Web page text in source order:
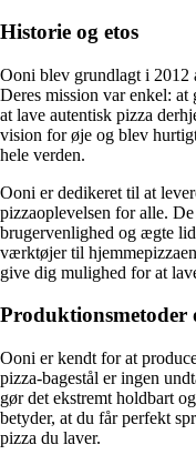
Historie og etos
Ooni blev grundlagt i 2012
Deres mission var enkel: at
at lave autentisk pizza
vision for øje og blev
hele verden.
Ooni er dedikeret til at
pizzaoplevelsen for alle.
brugervenlighed og ægte
værktøjer til
give dig mulighed for at
Produktionsmetoder
Ooni er kendt for at
pizza-bagestål er ingen
gør det ekstremt holdbart
betyder, at du får perfekt
pizza du laver.